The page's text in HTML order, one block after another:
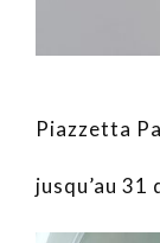
Piazzetta
jusqu’au 31